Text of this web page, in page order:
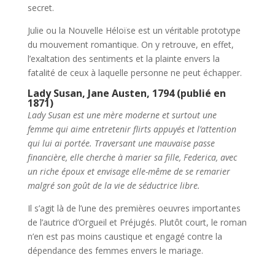
secret.
Julie ou la Nouvelle Héloïse est un véritable prototype
du mouvement romantique. On y retrouve, en effet,
l’exaltation des sentiments et la plainte envers la
fatalité de ceux à laquelle personne ne peut échapper.
Lady Susan, Jane Austen, 1794 (publié en
1871)
Lady Susan est une mère moderne et surtout une
femme qui aime entretenir flirts appuyés et l’attention
qui lui ai portée. Traversant une mauvaise passe
financière, elle cherche à marier sa fille, Federica, avec
un riche époux et envisage elle-même de se remarier
malgré son goût de la vie de séductrice libre.
Il s’agit là de l’une des premières oeuvres importantes
de l’autrice d’Orgueil et Préjugés. Plutôt court, le roman
n’en est pas moins caustique et engagé contre la
dépendance des femmes envers le mariage.